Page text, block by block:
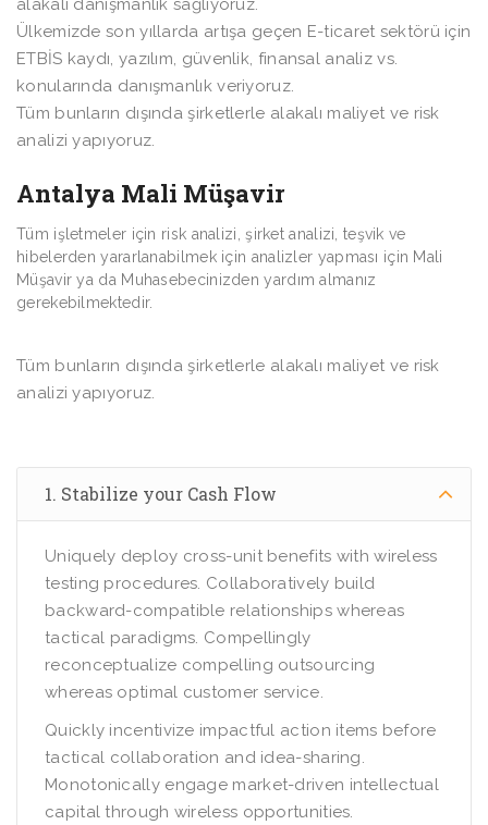
alakalı danışmanlık sağlıyoruz.
Ülkemizde son yıllarda artışa geçen E-ticaret sektörü için
ETBİS kaydı, yazılım, güvenlik, finansal analiz vs.
konularında danışmanlık veriyoruz.
Tüm bunların dışında şirketlerle alakalı maliyet ve risk
analizi yapıyoruz.
Antalya Mali Müşavir
Tüm işletmeler için risk analizi, şirket analizi, teşvik ve
hibelerden yararlanabilmek için analizler yapması için Mali
Müşavir ya da Muhasebecinizden yardım almanız
gerekebilmektedir.
Tüm bunların dışında şirketlerle alakalı maliyet ve risk
analizi yapıyoruz.
1. Stabilize your Cash Flow
Uniquely deploy cross-unit benefits with wireless
testing procedures. Collaboratively build
backward-compatible relationships whereas
tactical paradigms. Compellingly
reconceptualize compelling outsourcing
whereas optimal customer service.
Quickly incentivize impactful action items before
tactical collaboration and idea-sharing.
Monotonically engage market-driven intellectual
capital through wireless opportunities.